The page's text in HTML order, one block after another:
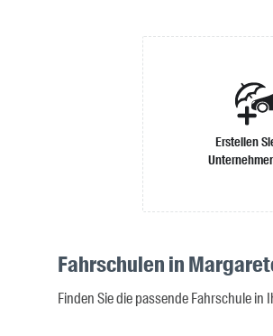
Erstellen
Fahrschulen in
Finden Sie die passende Fahrschule in